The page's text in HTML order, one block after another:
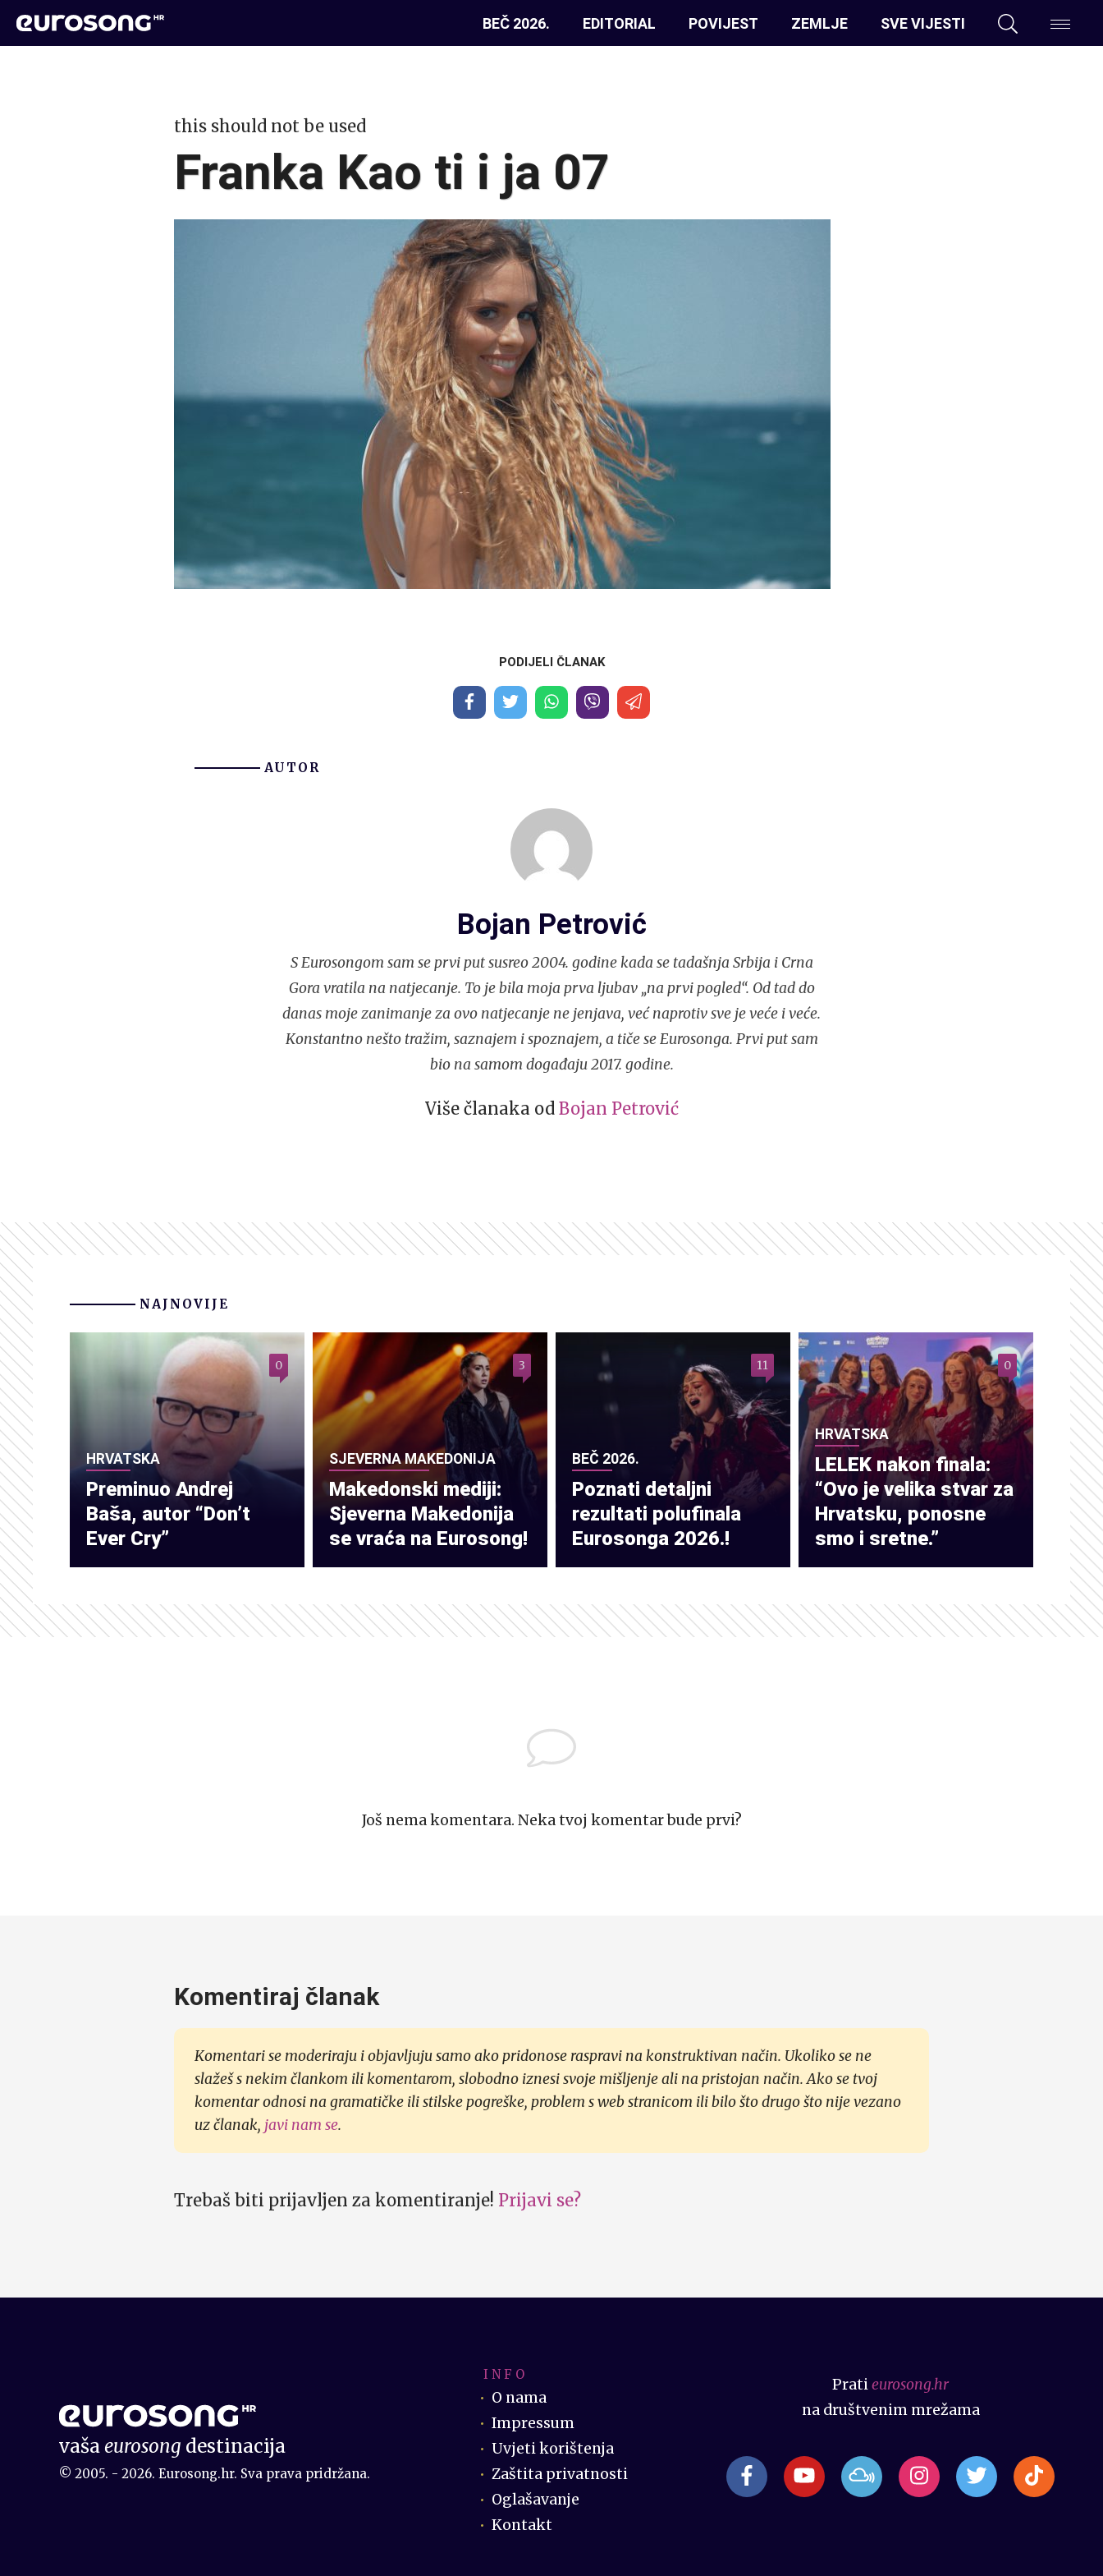
BEČ 2026. EDITORIAL POVIJEST ZEMLJE SVE VIJESTI
this should not be used
Franka Kao ti i ja 07
PODIJELI ČLANAK
AUTOR
Bojan Petrović
S Eurosongom sam se prvi put susreo 2004. godine kada se tadašnja Srbija i Crna
Gora vratila na natjecanje. To je bila moja prva ljubav „na prvi pogled“. Od tad do
danas moje zanimanje za ovo natjecanje ne jenjava, već naprotiv sve je veće i veće.
Konstantno nešto tražim, saznajem i spoznajem, a tiče se Eurosonga. Prvi put sam
bio na samom događaju 2017. godine.
Više članaka od Bojan Petrović
NAJNOVIJE
HRVATSKA
Preminuo Andrej
Baša, autor “Don’t
Ever Cry”
0
SJEVERNA MAKEDONIJA
Makedonski mediji:
Sjeverna Makedonija
se vraća na Eurosong!
3
BEČ 2026.
Poznati detaljni
rezultati polufinala
Eurosonga 2026.!
11
HRVATSKA
LELEK nakon finala:
“Ovo je velika stvar za
Hrvatsku, ponosne
smo i sretne.”
0
Još nema komentara. Neka tvoj komentar bude prvi?
Komentiraj članak
Komentari se moderiraju i objavljuju samo ako pridonose raspravi na konstruktivan način. Ukoliko se ne
slažeš s nekim člankom ili komentarom, slobodno iznesi svoje mišljenje ali na pristojan način. Ako se tvoj
komentar odnosi na gramatičke ili stilske pogreške, problem s web stranicom ili bilo što drugo što nije vezano
uz članak, javi nam se.
Trebaš biti prijavljen za komentiranje! Prijavi se?
vašaeurosong destinacija
© 2005. - 2026. Eurosong.hr. Sva prava pridržana.
I N F O
O nama
Impressum
Uvjeti korištenja
Zaštita privatnosti
Oglašavanje
Kontakt
Pratieurosong.hr
na društvenim mrežama